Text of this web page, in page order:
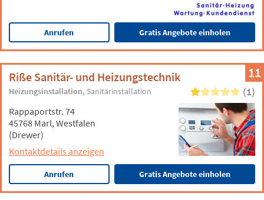
Anrufen Gratis Angebote einholen
11
Riße Sanitär- und Heizungstechnik
Heizungsinstallation Sanitärinstallation (1)
Rappaportstr. 74
45768 Marl, Westfalen
(Drewer)
Kontaktdetails anzeigen
Anrufen Gratis Angebote einholen